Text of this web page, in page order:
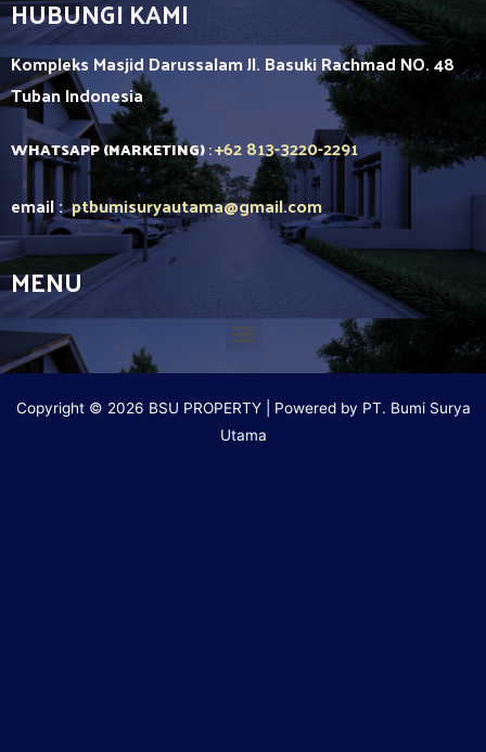
HUBUNGI KAMI
Kompleks Masjid Darussalam Jl. Basuki Rachmad NO. 48
TubanIndonesia
WHATSAPP (MARKETING):+62 813-3220-2291
email :ptbumisuryautama@gmail.com
MENU
Copyright © 2026 BSU PROPERTY | Powered by PT. Bumi Surya
Utama